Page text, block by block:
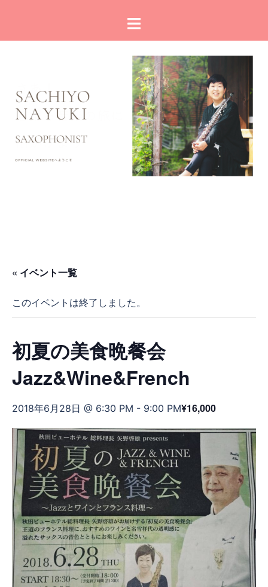
テ
ト
メ
ニ
ュ
ー
« イベント一覧
このイベントは終了しました。
初夏の美食晩餐会
Jazz&Wine&French
2018年6月28日 @ 6:30 PM - 9:00 PM¥16,000